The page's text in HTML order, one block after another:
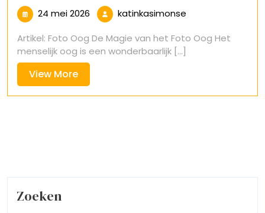
24 mei 2026 24
mei
2026
katinkasimonse
Artikel: Foto Oog De Magie van het Foto Oog Het
menselijk oog is een wonderbaarlijk [...]
View MoreView
More
Zoeken